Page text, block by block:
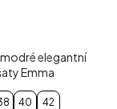
elegantní
Emma
40 42